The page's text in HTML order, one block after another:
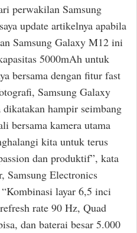
perwakilan Samsung
update artikelnya apabila
Samsung Galaxy M12 ini
5000mAh untuk
bersama dengan fitur fast
Samsung Galaxy
hampir seimbang
bersama kamera utama
kita untuk terus
dan produktif”, kata
Samsung Electronics
layar 6,5 inci
rate 90 Hz, Quad
dan baterai besar 5.000